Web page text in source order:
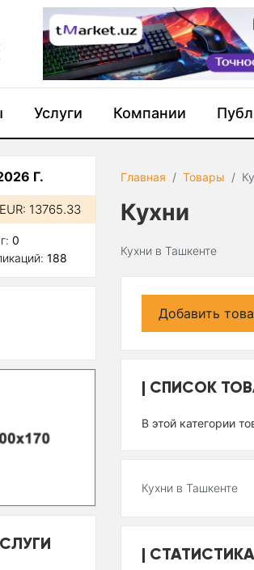
Услуги Компании
Главная Товары
Кухни
Кухни в Ташкенте
Добавить
СПИСОК
В этой категории
Кухни в Ташкенте
Г.
EUR: 13765.33
0
188